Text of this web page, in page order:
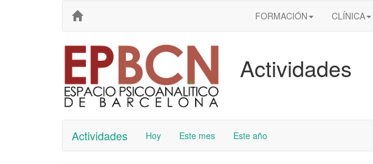
FORMACIÓN CLÍNICA
Actividades
Actividades Hoy Este mes Este año